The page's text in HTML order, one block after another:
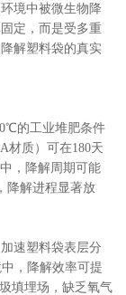
境中被微生物降
定，而是受多重
解塑料袋的真实
的工业堆肥条件
材质）可在180天
，降解周期可能
降解进程显著放
速塑料袋表层分
，降解效率可提
填埋场，缺乏氧气